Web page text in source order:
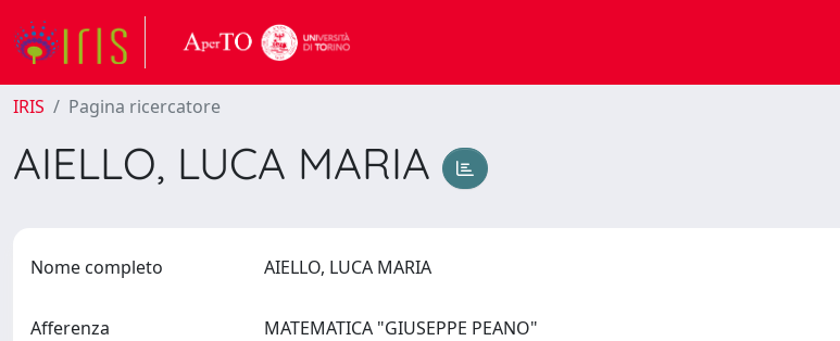
IRIS Pagina ricercatore
AIELLO, LUCA MARIA
Nome completo AIELLO, LUCA MARIA
Afferenza MATEMATICA "GIUSEPPE PEANO"